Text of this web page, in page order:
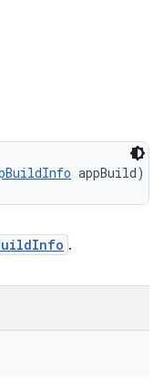
appBuild)
.